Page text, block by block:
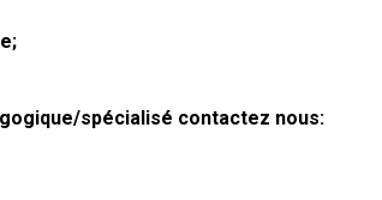
spécialisé contactez nous: